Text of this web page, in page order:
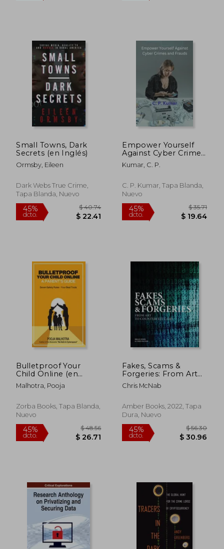
dcto. $ 26.98 dcto.
45%
dcto.
45%
dcto. $ 19.64
45%
dcto.
Small Towns, Dark
Secrets (en Inglés)
Ormsby, Eileen
Dark Webs True Crime,
Tapa Blanda, Nuevo
Empower Yourself
Against Cyber Crimes
and Frauds (en Inglés)
Kumar, C. P.
C. P. Kumar, Tapa Blanda,
Nuevo
Bulletproof Your
Child Online (en
Inglés)
Malhotra, Pooja
Zorba Books, Tapa Blanda,
Nuevo
Fakes, Scams &
Forgeries: From Art
to Counterfeit Cash
(en Inglés)
Chris McNab
Amber Books, 2022, Tapa
Dura, Nuevo